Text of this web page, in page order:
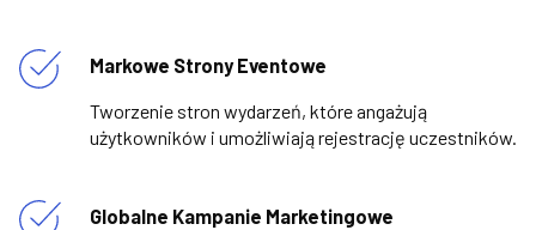
Markowe Strony Eventowe
Tworzenie stron wydarzeń, które angażują
użytkowników i umożliwiają rejestrację uczestników.
Globalne Kampanie Marketingowe